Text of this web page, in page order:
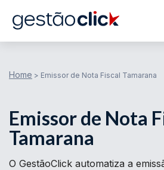
Home > Emissor de Nota Fiscal Tamarana
Emissor de Nota
Tamarana
O GestãoClick automatiza a